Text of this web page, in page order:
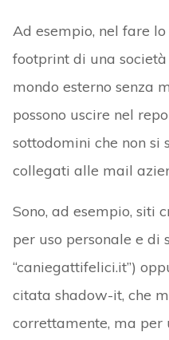
Ad esempio, nel fare
footprint di una
mondo esterno senza
possono uscire nel
sottodomini che non si
collegati alle mail
Sono, ad esempio, siti
per uso personale e di
“caniegattifelici.it”)
citata shadow-it, che
correttamente, ma